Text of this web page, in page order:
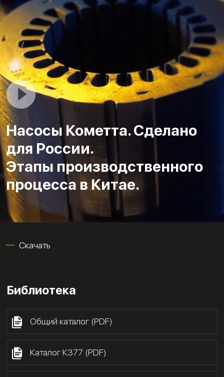
Насосы Кометта. Сделано
для России.
Этапы производственного
процесса в Китае.
Скачать
Библиотека
Общий каталог (PDF)
Каталог К377 (PDF)